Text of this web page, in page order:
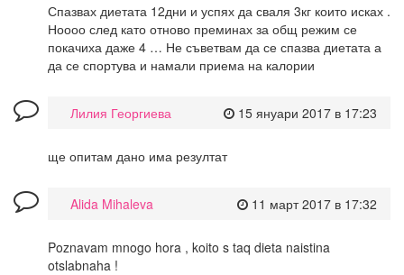
Спазвах диетата 12дни и успях да сваля 3кг които исках .
Ноооо след като отново преминах за общ режим се
покачиха даже 4 … Не съветвам да се спазва диетата а
да се спортува и намали приема на калории
15 януари 2017 в 17:23
Лилия Георгиева
ще опитам дано има резултат
11 март 2017 в 17:32
Alida Mihaleva
Poznavam mnogo hora , koito s taq dieta naistina
otslabnaha !